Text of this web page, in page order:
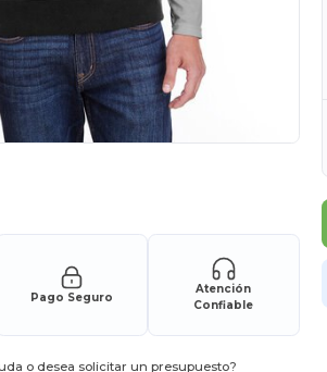
Pago Seguro
Atención
Confiable
o desea solicitar un presupuesto?